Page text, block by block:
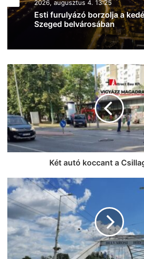
Szegedi sikersztorik: két
elképesztő teljesítményt tett
asztalra – kétszer úszták át
Két autó koccant a